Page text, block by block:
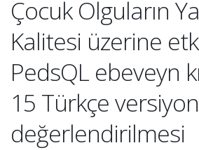
Çocuk Olguların
Kalitesi üzerine
PedsQL ebeveyn
15 Türkçe
değerlendirilmesi